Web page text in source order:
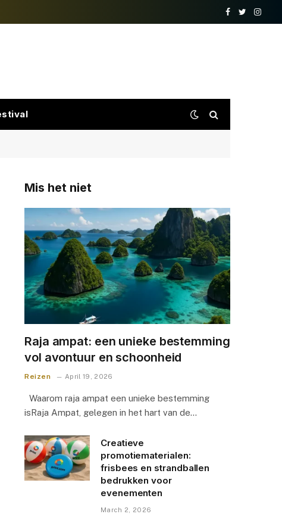
Facebook
Twitter
Mis het niet
Raja ampat: een unieke bestemming
vol avontuur en schoonheid
Reizen April 19, 2026
Waarom raja ampat een unieke bestemming
isRaja Ampat, gelegen in het hart van de…
Creatieve
promotiematerialen:
frisbees en strandballen
bedrukken voor
evenementen
March 2, 2026